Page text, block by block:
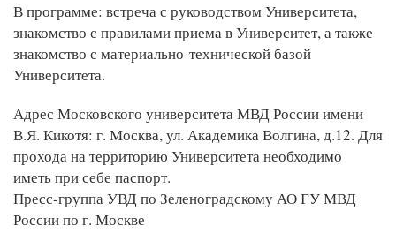
В программе: встреча с руководством Университета,
знакомство с правилами приема в Университет, а также
знакомство с материально-технической базой
Университета.
Адрес Московского университета МВД России имени
В.Я. Кикотя: г. Москва, ул. Академика Волгина, д.12. Для
прохода на территорию Университета необходимо
иметь при себе паспорт.
Пресс-группа УВД по Зеленоградскому АО ГУ МВД
России по г. Москве